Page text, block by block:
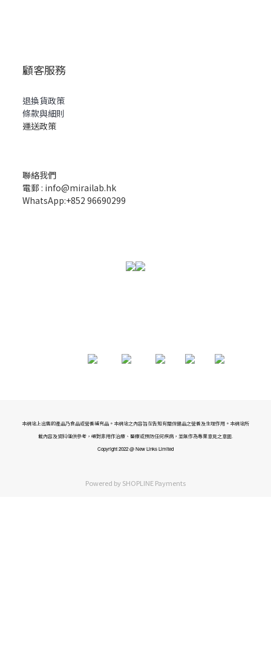
顧客服務
退換貨政策
條款與細則
運送政策
聯絡我們
電郵 : info@mirailab.hk
WhatsApp:+852 96690299
本網站上出售的產品乃食品或營養補充品。本網站之內容旨在告知有關保健品之營養及生理作用。本網站所
載內容及資料僅供參考，絕對非用作治療、醫療或預防任何疾病，並無作為專業意見之意圖.
Copyright 2022 @ New Links Limited
Powered bySHOPLINE Payments